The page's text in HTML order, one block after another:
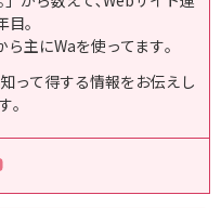
目｡
主にWaを使ってます｡
って得する情報をお伝えし
｡